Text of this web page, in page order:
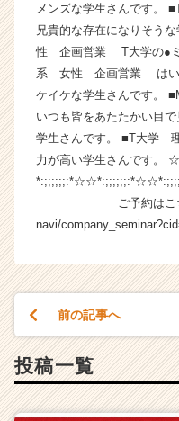
ー・
成
長
企
業
か
ら
ス
カ
ウ
ト
が
く
イ
キ
メンズな学生さんです
兄貴的な存在になりそう
性 企画営業 T大学の●
系 女性 企画営業 はい
ケイケな学生さんです
いつも皆をあたたかい目
学生さんです。 ■T大学
力が高い学生さんです
ご予約はこちら
navi/
前の記事へ
投稿一覧